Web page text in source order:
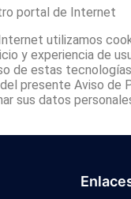
portal de Internet
utilizamos
y experiencia de
de estas
presente Aviso de
sus datos